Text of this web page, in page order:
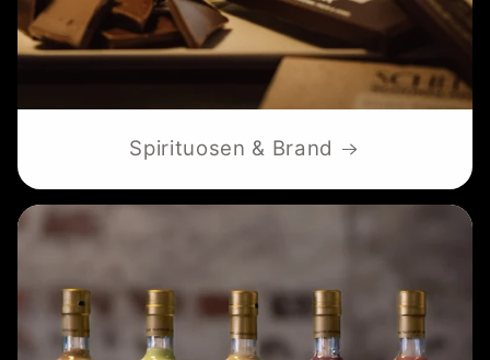
Spirituosen & Brand